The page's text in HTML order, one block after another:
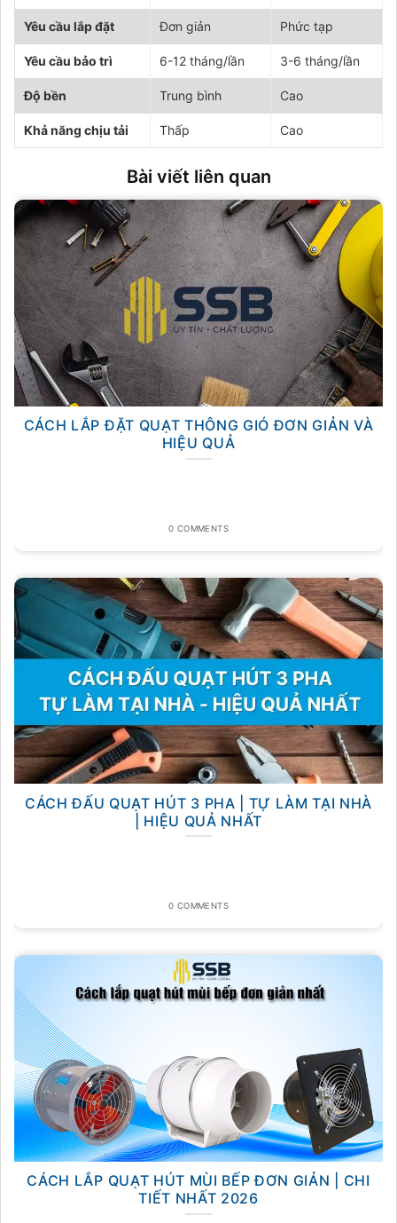
Yêu cầu lắp đặt Đơn giản Phức tạp
Yêu cầu bảo trì 6-12 tháng/lần 3-6 tháng/lần
Độ bền Trung bình Cao
Khả năng chịu tải Thấp Cao
Bài viết liên quan
CÁCH LẮP ĐẶT QUẠT THÔNG GIÓ ĐƠN GIẢN VÀ
HIỆU QUẢ
0 COMMENTS
CÁCH ĐẤU QUẠT HÚT 3 PHA | TỰ LÀM TẠI NHÀ
| HIỆU QUẢ NHẤT
0 COMMENTS
CÁCH LẮP QUẠT HÚT MÙI BẾP ĐƠN GIẢN | CHI
TIẾT NHẤT 2026